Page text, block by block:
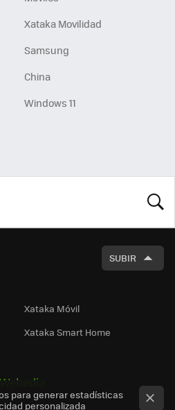
Xataka Movilidad
Samsung
China
Windows 11
SUBIR
Xataka Móvil
Xataka Smart Home
para generar estadísticas
personalizada